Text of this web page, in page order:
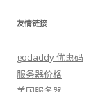
友情链接
godaddy 优惠码
服务器价格